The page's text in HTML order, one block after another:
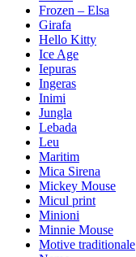
Frozen – Elsa
Girafa
Hello Kitty
Ice Age
Iepuras
Ingeras
Inimi
Jungla
Lebada
Leu
Maritim
Mica Sirena
Mickey Mouse
Micul print
Minioni
Minnie Mouse
Motive traditionale